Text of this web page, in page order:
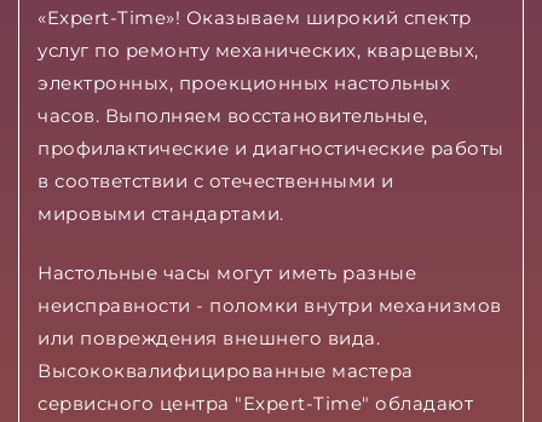
«Expert-Time»! Оказываем широкий спектр
услуг по ремонту механических, кварцевых,
электронных, проекционных настольных
часов. Выполняем восстановительные,
профилактические и диагностические работы
в соответствии с отечественными и
мировыми стандартами.
Настольные часы могут иметь разные
неисправности - поломки внутри механизмов
или повреждения внешнего вида.
Высококвалифицированные мастера
сервисного центра "Expert-Time" обладают